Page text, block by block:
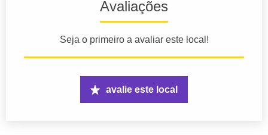
Avaliações
Seja o primeiro a avaliar este local!
avalie este local